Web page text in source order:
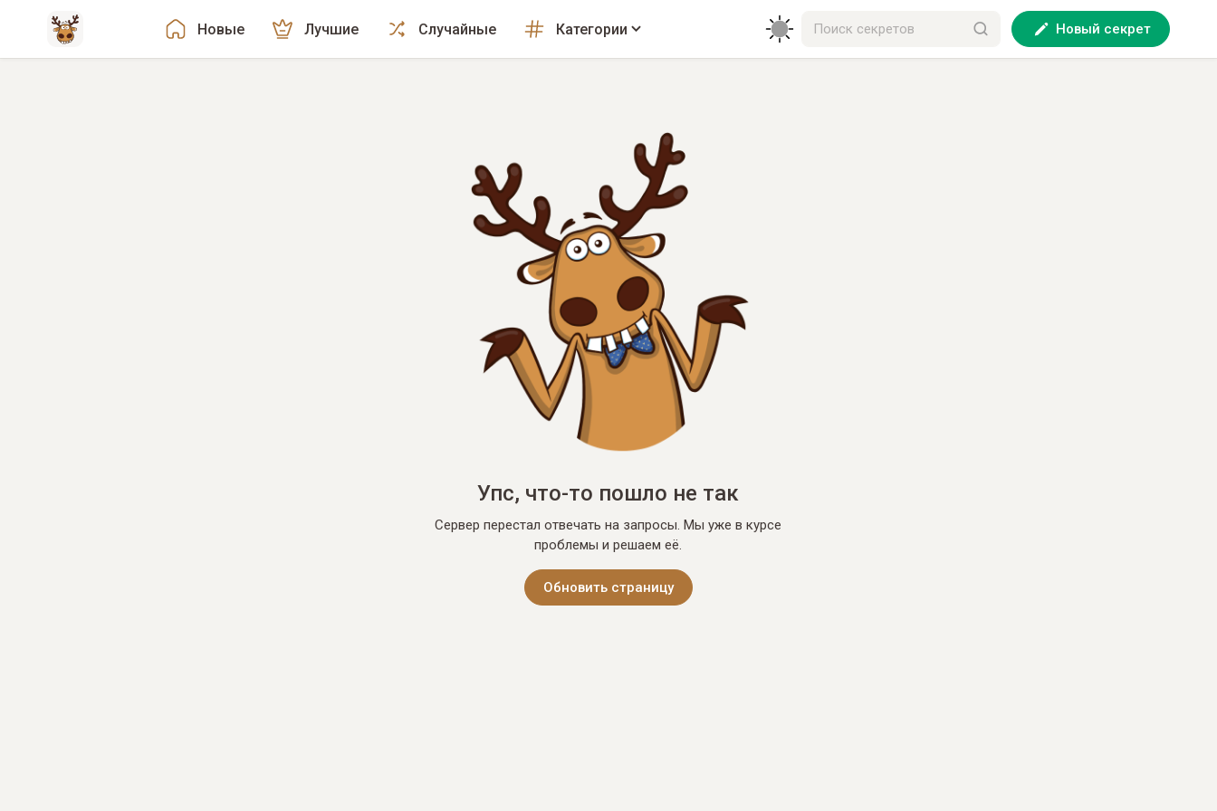
Новые Лучшие Случайные Категории Новый секрет
Упс, что-то пошло не так
Сервер перестал отвечать на запросы. Мы уже в курсе
проблемы и решаем её.
Обновить страницу